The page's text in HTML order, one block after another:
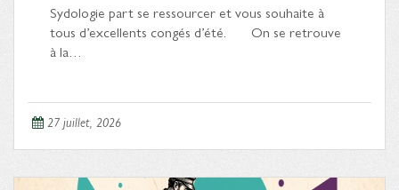
Sydologie part se ressourcer et vous souhaite à
tous d’excellents congés d’été. On se retrouve
à la…
27 juillet, 2026